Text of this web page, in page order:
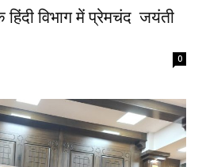
हिंदी विभाग में प्रेमचंद जयंती
0